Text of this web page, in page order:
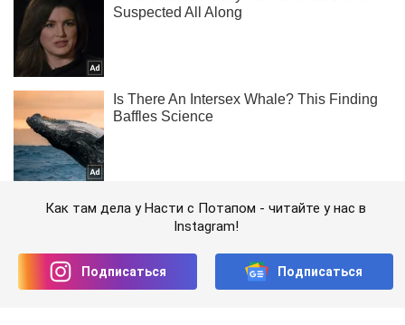
Как там дела у Насти с Потапом - читайте у нас в
Instagram!
Подписаться Подписаться